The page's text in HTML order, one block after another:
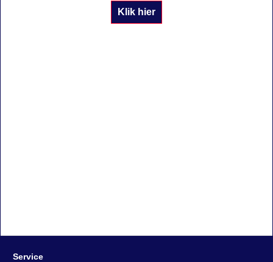
Klik hier
Schildersmaterialen